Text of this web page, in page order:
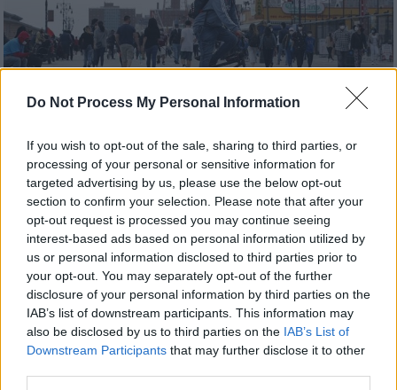
Do Not Process My Personal Information
If you wish to opt-out of the sale, sharing to third parties, or
processing of your personal or sensitive information for
targeted advertising by us, please use the below opt-out
section to confirm your selection. Please note that after your
opt-out request is processed you may continue seeing
interest-based ads based on personal information utilized by
us or personal information disclosed to third parties prior to
your opt-out. You may separately opt-out of the further
disclosure of your personal information by third parties on the
IAB’s list of downstream participants. This information may
also be disclosed by us to third parties on the IAB’s List of
Downstream Participants that may further disclose it to other
Ελλάδα 06.01.2022 07:35
Τριανταφυλλίδης (καθηγητής
Γενετικής): Ανησυχητική η παραλλαγή
από το Καμερούν - Θα δούμε κι άλλες
μεταλλάξεις
Σύμφωνα με τον ομότιμο καθηγητή
Γενετικής και Γενετικής του Ανθρώπου του
ΑΠΘ, Κωνσταντίνο Τριανταφυλλίδη, η
παραλλαγή από το Καμερούν μπορεί να είναι
περισσότερο ανθεκτική απέναντι στα